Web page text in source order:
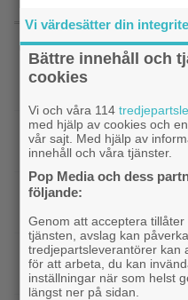
Bruce Willis
Ikväll på
TV-tips|På TV ikväll:
Harrison Ford är stolt
TV-tips|
rejält i tokhyllat
Streamingtips|
sågad långfilm på 80-
Vi värdesätter din
Bättre innehåll och
cookies
Vi och våra 114
med hjälp av cookies och
vår sajt. Med hjälp av
innehåll och våra tjänster.
Pop Media och dess
följande:
Genom att acceptera
tjänsten, avslag kan
tredjepartsleverantörer kan
för att arbeta, du kan
inställningar när som helst
längst ner på sidan.